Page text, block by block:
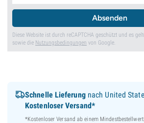
Absenden
Diese Website ist durch reCAPTCHA geschützt und es
sowie die Nutzungsbedingungen von Google.
Schnelle Lieferungnach United
Kostenloser Versand*
*Kostenloser Versand ab einem Mindestbestellwert.